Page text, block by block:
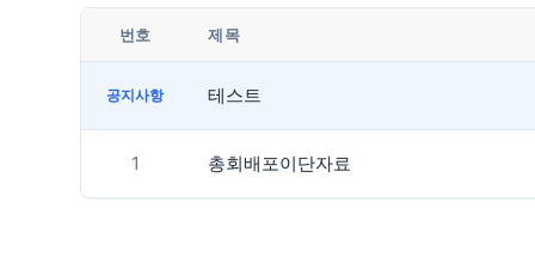
번호 제목
공지사항 테스트
1 총회배포이단자료